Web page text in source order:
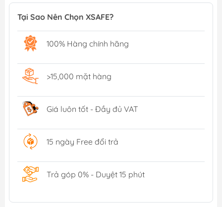
Tại Sao Nên Chọn XSAFE?
100% Hàng chính hãng
>15,000 mặt hàng
Giá luôn tốt - Đầy đủ VAT
15 ngày Free đổi trả
Trả góp 0% - Duyệt 15 phút